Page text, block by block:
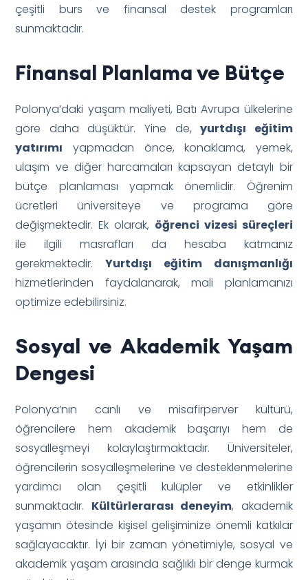
çeşitli burs ve finansal destek programları
sunmaktadır.
Finansal Planlama ve Bütçe
Polonya’daki yaşam maliyeti, Batı Avrupa ülkelerine
göre daha düşüktür. Yine de,yurtdışı eğitim
yatırımı yapmadan önce, konaklama, yemek,
ulaşım ve diğer harcamaları kapsayan detaylı bir
bütçe planlaması yapmak önemlidir. Öğrenim
ücretleri üniversiteye ve programa göre
değişmektedir. Ek olarak, öğrenci vizesi süreçleri
ile ilgili masrafları da hesaba katmanız
gerekmektedir.Yurtdışı eğitim danışmanlığı
hizmetlerinden faydalanarak, mali planlamanızı
optimize edebilirsiniz.
Sosyal ve Akademik Yaşam
Dengesi
Polonya’nın canlı ve misafirperver kültürü,
öğrencilere hem akademik başarıyı hem de
sosyalleşmeyi kolaylaştırmaktadır. Üniversiteler,
öğrencilerin sosyalleşmelerine ve desteklenmelerine
yardımcı olan çeşitli kulüpler ve etkinlikler
sunmaktadır. Kültürlerarası deneyim, akademik
yaşamın ötesinde kişisel gelişiminize önemli katkılar
sağlayacaktır. İyi bir zaman yönetimiyle, sosyal ve
akademik yaşam arasında sağlıklı bir denge kurmak